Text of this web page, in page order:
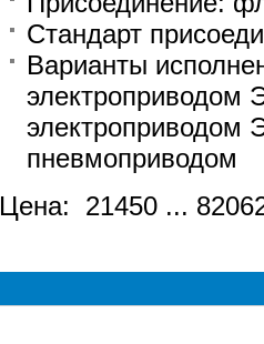
Стандарт
Варианты
электроприводом
электроприводом
пневмоприводом
Цена: 21450 ...